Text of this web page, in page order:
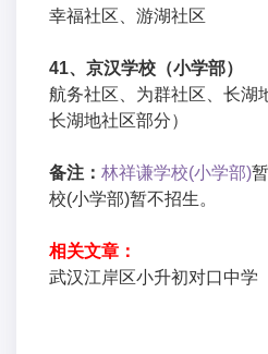
幸福社区、游湖社区
41、京汉学校（小学部）
航务社区、为群社区、长湖
长湖地社区部分）
备注： 林祥谦学校(小学部)
校(小学部)暂不招生。
相关文章：
武汉江岸区小升初对口中学